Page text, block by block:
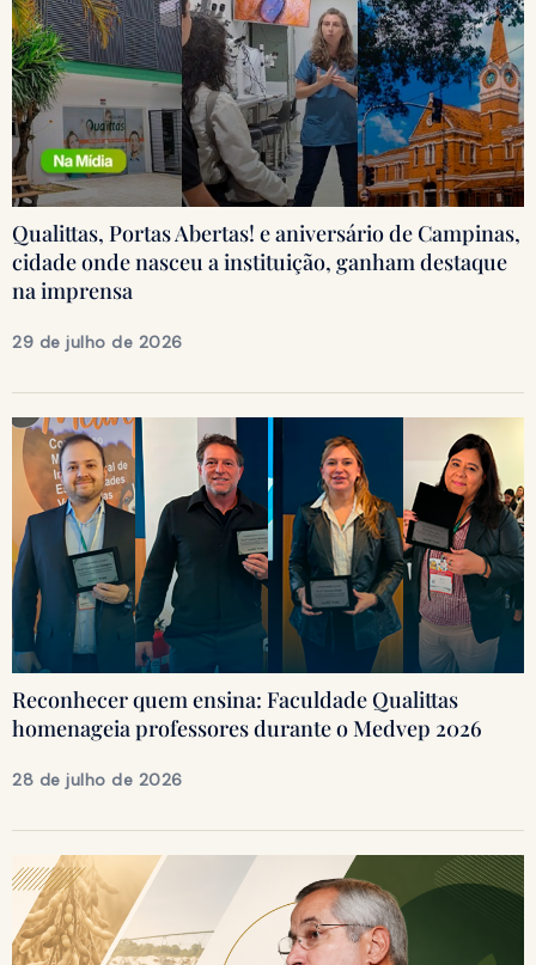
Qualittas, Portas Abertas! e aniversário de Campinas,
cidade onde nasceu a instituição, ganham destaque
na imprensa
29 de julho de 2026
Reconhecer quem ensina: Faculdade Qualittas
homenageia professores durante o Medvep 2026
28 de julho de 2026